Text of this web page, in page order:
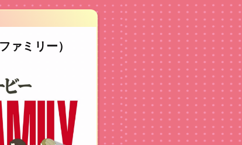
スタッフオススメ!
The Greatest Show（グレイテストショー）